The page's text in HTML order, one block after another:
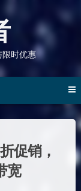
限时优惠
促销，
宽